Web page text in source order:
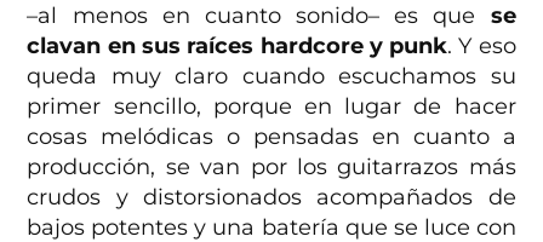
–al menos en cuanto sonido– es que se
clavan en sus raíces hardcore y punk. Y eso
queda muy claro cuando escuchamos su
primer sencillo, porque en lugar de hacer
cosas melódicas o pensadas en cuanto a
producción, se van por los guitarrazos más
crudos y distorsionados acompañados de
bajos potentes y una batería que se luce con